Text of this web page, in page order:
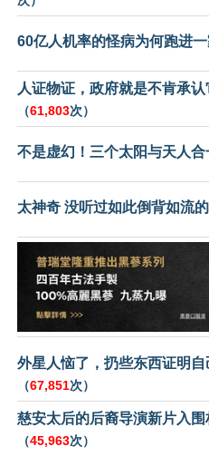
60亿人机率的怪病为何跑进一
人证物证，政府就是不肯承
（61,803次）
不是虚幻！三个太阳与天人合
太神奇 没听过如此倒背如流的
外星人恼了，扔些东西证明自
（67,851次）
慈安太后的后裔导演新片入围
（45,963次）